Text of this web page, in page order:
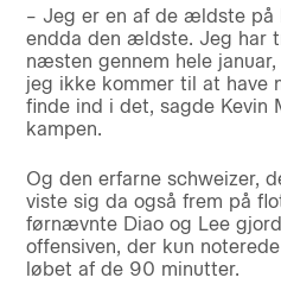
– Jeg er en af de ældste på
endda den ældste. Jeg har
næsten gennem hele
jeg ikke kommer til at have
finde ind i det, sagde Kevin
kampen.
Og den erfarne schweizer,
viste sig da også frem på
førnævnte Diao og Lee
offensiven, der kun
løbet af de 90 minutter.